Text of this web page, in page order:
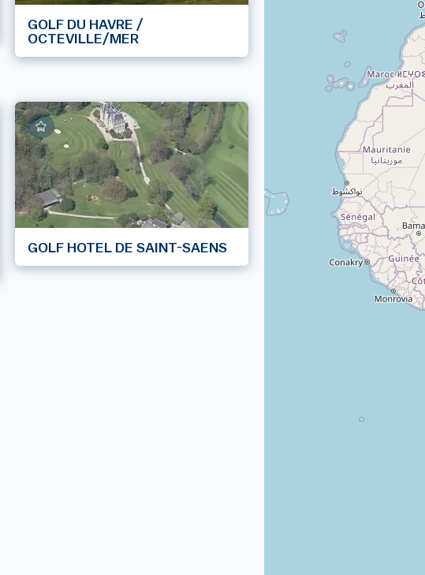
GOLF DU HAVRE /
OCTEVILLE/MER
GOLF HOTEL DE SAINT-SAENS